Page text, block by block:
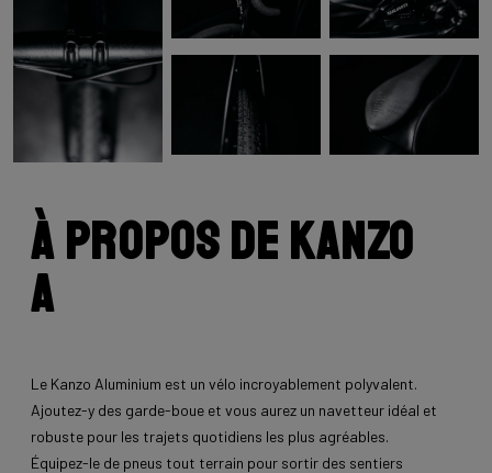
À propos de Kanzo
A
Le Kanzo Aluminium est un vélo incroyablement polyvalent.
Ajoutez-y des garde-boue et vous aurez un navetteur idéal et
robuste pour les trajets quotidiens les plus agréables.
Équipez-le de pneus tout terrain pour sortir des sentiers